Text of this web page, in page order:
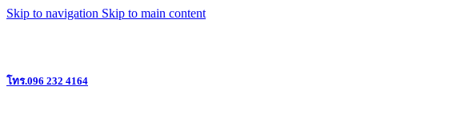
Skip to navigation Skip to main content
โทร.096 232 4164